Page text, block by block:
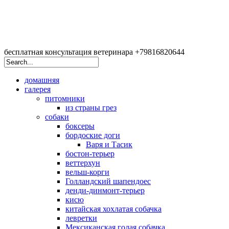
бесплатная консультация ветеринара +79816820644
домашняя
галерея
питомники
из страны грез
собаки
боксеры
бордоские доги
Варя и Тасик
бостон-терьер
веттерхун
вельш-корги
Голландский шапендоес
денди-динмонт-терьер
кисю
китайская хохлатая собачка
левретки
Мексиканская голая собачка